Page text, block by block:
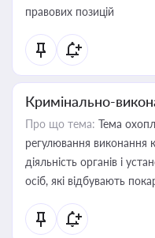
правових позицій
Кримінально-
Про що тема: Тема
регулювання виконання
діяльність органів і
осіб, які відбувають